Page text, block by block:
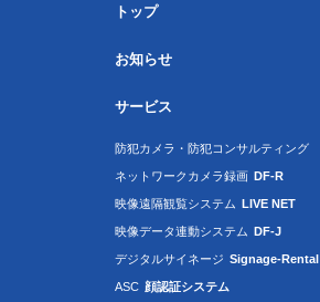
トップ
お知らせ
サービス
防犯カメラ・防犯コンサルティング
ネットワークカメラ録画 DF-R
映像遠隔観覧システム LIVE NET
映像データ連動システム DF-J
デジタルサイネージ Signage-Rental
ASC 顔認証システム